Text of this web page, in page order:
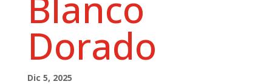
Dorado
Dic 5, 2025